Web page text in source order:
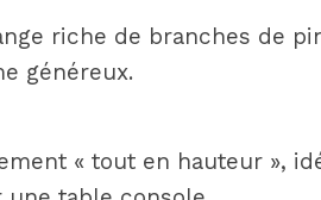
riche de branches de
généreux.
« tout en hauteur »,